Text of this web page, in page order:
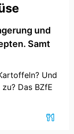
und
Samt
Und
Das BZfE